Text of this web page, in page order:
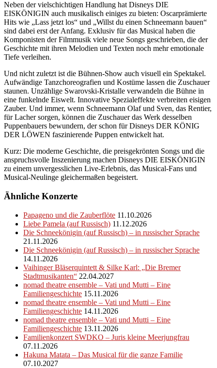
Neben der vielschichtigen Handlung hat Disneys DIE
EISKÖNIGIN auch musikalisch einiges zu bieten: Oscarprämierte
Hits wie „Lass jetzt los“ und „Willst du einen Schneemann bauen“
sind dabei erst der Anfang. Exklusiv für das Musical haben die
Komponisten der Filmmusik viele neue Songs geschrieben, die der
Geschichte mit ihren Melodien und Texten noch mehr emotionale
Tiefe verleihen.
Und nicht zuletzt ist die Bühnen-Show auch visuell ein Spektakel.
Aufwändige Tanzchoreografien und Kostüme lassen die Zuschauer
staunen. Unzählige Swarovski-Kristalle verwandeln die Bühne in
eine funkelnde Eiswelt. Innovative Spezialeffekte verbreiten eisigen
Zauber. Und immer, wenn Schneemann Olaf und Sven, das Rentier,
für Lacher sorgen, können die Zuschauer das Werk desselben
Puppenbauers bewundern, der schon für Disneys DER KÖNIG
DER LÖWEN faszinierende Puppen entwickelt hat.
Kurz: Die moderne Geschichte, die preisgekrönten Songs und die
anspruchsvolle Inszenierung machen Disneys DIE EISKÖNIGIN
zu einem unvergesslichen Live-Erlebnis, das Musical-Fans und
Musical-Neulinge gleichermaßen begeistert.
Ähnliche Konzerte
Papageno und die Zauberflöte 11.10.2026
Liebe Pamela (auf Russisch) 11.12.2026
Die Schneekönigin (auf Russisch) – in russischer Sprache
21.11.2026
Die Schneekönigin (auf Russisch) – in russischer Sprache
14.11.2026
Vaihinger Bläserquintett & Silke Karl: „Die Bremer
Stadtmusikanten“ 22.04.2027
nomad theatre ensemble – Vati und Mutti – Eine
Familiengeschichte 15.11.2026
nomad theatre ensemble – Vati und Mutti – Eine
Familiengeschichte 14.11.2026
nomad theatre ensemble – Vati und Mutti – Eine
Familiengeschichte 13.11.2026
Familienkonzert SWDKO – Juris kleine Meerjungfrau
07.11.2026
Hakuna Matata – Das Musical für die ganze Familie
07.10.2027